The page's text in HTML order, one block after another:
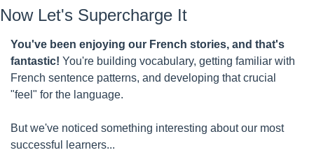
Now Let's Supercharge It
You've been enjoying our French stories, and that's
fantastic! You're building vocabulary, getting familiar with
French sentence patterns, and developing that crucial
"feel" for the language.
But we've noticed something interesting about our most
successful learners...